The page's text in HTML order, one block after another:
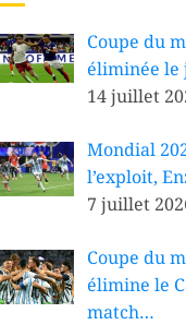
Coupe du
éliminée le
14 juillet
Mondial
l’exploit,
7 juillet
Coupe du
élimine le
match…